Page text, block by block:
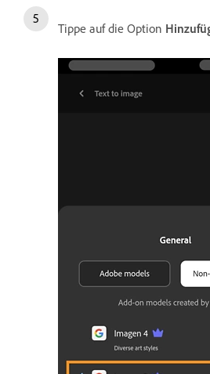
Tippe auf die Option